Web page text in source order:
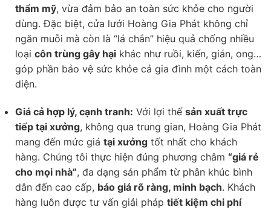
thẩm mỹ, vừa đảm bảo an toàn sức khỏe cho người
dùng. Đặc biệt, cửa lưới Hoàng Gia Phát không chỉ
ngăn muỗi mà còn là “lá chắn” hiệu quả chống nhiều
loại côn trùng gây hại khác như ruồi, kiến, gián, ong…
góp phần bảo vệ sức khỏe cả gia đình một cách toàn
diện.
Giá cả hợp lý, cạnh tranh: Với lợi thế sản xuất trực
tiếp tại xưởng, không qua trung gian, Hoàng Gia Phát
mang đến mức giá tại xưởng tốt nhất cho khách
hàng. Chúng tôi thực hiện đúng phương châm “giá rẻ
cho mọi nhà”, đa dạng sản phẩm từ phân khúc bình
dân đến cao cấp, báo giá rõ ràng, minh bạch. Khách
hàng luôn được tư vấn giải pháp tiết kiệm chi phí